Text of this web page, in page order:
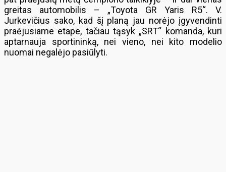
greitas automobilis – „Toyota GR Yaris R5“. V.
Jurkevičius sako, kad šį planą jau norėjo įgyvendinti
praėjusiame etape, tačiau tąsyk „SRT“ komanda, kuri
aptarnauja sportininką, nei vieno, nei kito modelio
nuomai negalėjo pasiūlyti.